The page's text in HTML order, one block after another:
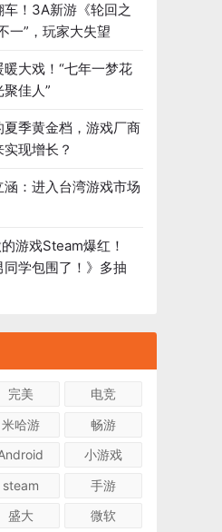
！3A新游《轮回之
一”，玩家大失望
大戏！“七年一梦花
佳人”
夏季黄金档，游戏厂商
现增长？
：进入台湾游戏市场
游戏Steam爆红！
同学包围了！》多抽
完美
电竞
米哈游
畅游
小游戏
steam
手游
盛大
微软